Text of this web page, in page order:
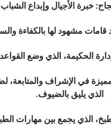
خبرة الأجيال وإبداع الشباب
قامات مشهود لها بالكفاءة
الحكيمة، الذي وضع القواعد
في الإشراف
الذي يليق بالضيوف.
الذي يجمع بين مهارات